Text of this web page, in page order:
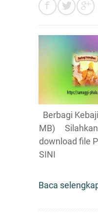
Berbagi
MB) Silahkan
download file
SINI
Baca